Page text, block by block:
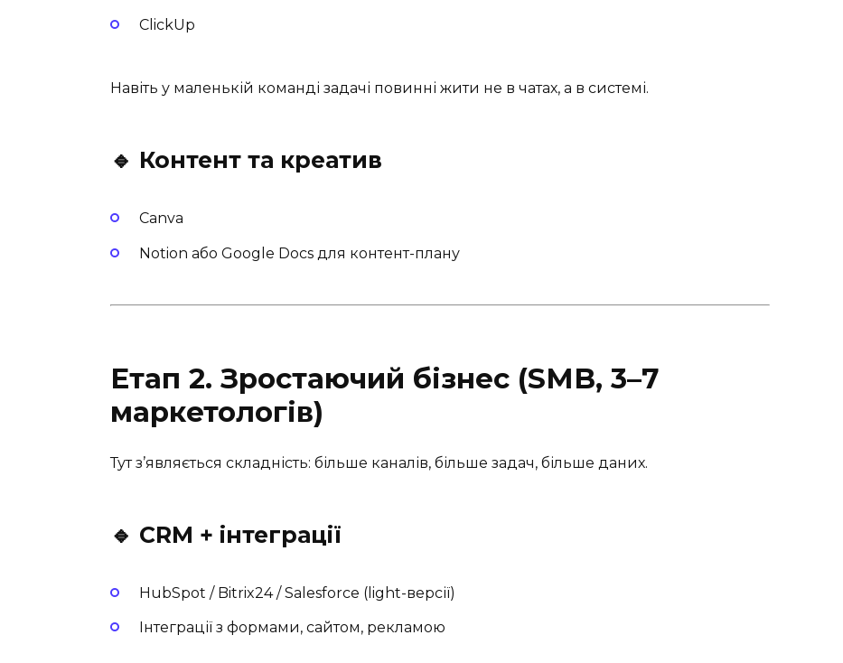
ClickUp
Навіть у маленькій команді задачі повинні жити не в чатах, а в системі.
🔹 Контент та креатив
Canva
Notion або Google Docs для контент-плану
Етап 2. Зростаючий бізнес (SMB, 3–7
маркетологів)
Тут з’являється складність: більше каналів, більше задач, більше даних.
🔹 CRM + інтеграції
HubSpot / Bitrix24 / Salesforce (light-версії)
Інтеграції з формами, сайтом, рекламою